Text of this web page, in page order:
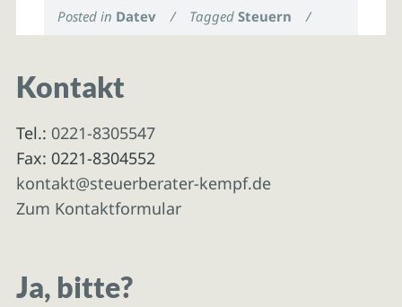
Posted in Datev / TaggedSteuern /
Kontakt
Tel.: 0221-8305547
Fax: 0221-8304552
kontakt@steuerberater-kempf.de
Zum Kontaktformular
Ja, bitte?